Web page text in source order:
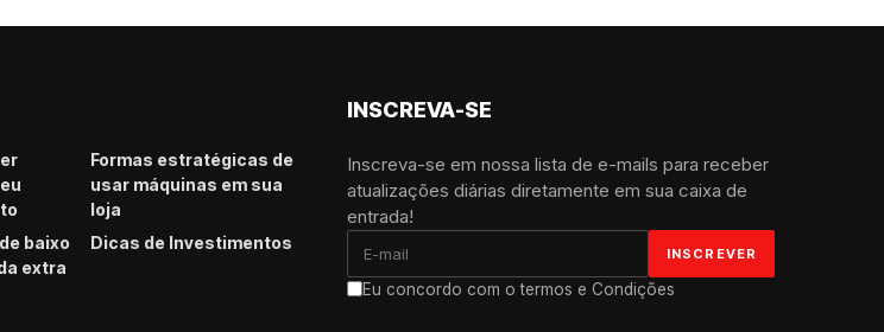
Formas estratégicas de
usar máquinas em sua
loja
baixo
extra
Dicas de Investimentos
INSCREVA-SE
Inscreva-se em nossa lista de e-mails para receber
atualizações diárias diretamente em sua caixa de
entrada!
Eu concordo com o termos e Condições